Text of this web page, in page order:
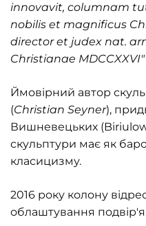
innovavit, columnam
nobilis et magnificus
director et judex nat.
Christianae MDCCXXVI"
Ймовірний автор
(Christian Seyner),
Вишневецьких (Biriulow,
скульптури має як
класицизму.
2016 року колону
облаштування